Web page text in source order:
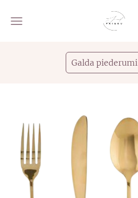
Galda piederumi